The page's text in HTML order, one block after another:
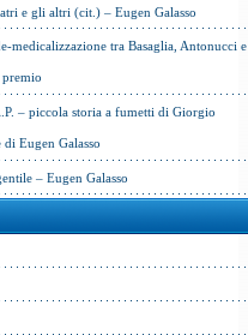
e gli altri (cit.) – Eugen Galasso
medicalizzazione tra Basaglia, Antonucci e
– piccola storia a fumetti di Giorgio
Eugen Galasso
– Eugen Galasso